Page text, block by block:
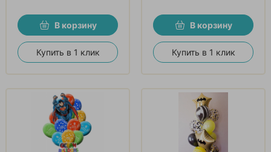
В корзину
Купить в 1 клик
В корзину
Купить в 1 клик